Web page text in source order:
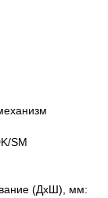
SM
(ДхШ), мм: